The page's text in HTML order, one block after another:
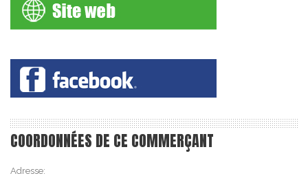
COORDONNÉES DE CE COMMERÇANT
Adresse: